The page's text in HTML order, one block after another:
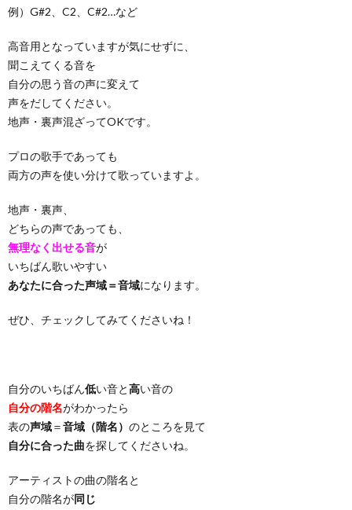
例）G#2、C2、C#2…など
高音用となっていますが気にせずに、
聞こえてくる音を
自分の思う音の声に変えて
声をだしてください。
地声・裏声混ざってOKです。
プロの歌手であっても
両方の声を使い分けて歌っていますよ。
地声・裏声、
どちらの声であっても、
無理なく出せる音が
いちばん歌いやすい
あなたに合った声域＝音域になります。
ぜひ、チェックしてみてくださいね！
自分のいちばん低い音と高い音の
自分の階名がわかったら
表の声域＝音域（階名） のところを見て
自分に合った曲を探してくださいね。
アーティストの曲の階名と
自分の階名が同じ